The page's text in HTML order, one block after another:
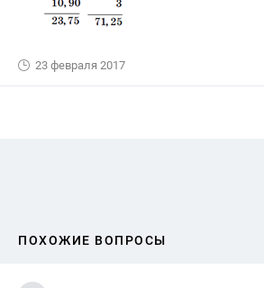
23 февраля 2017
ПОХОЖИЕ ВОПРОСЫ